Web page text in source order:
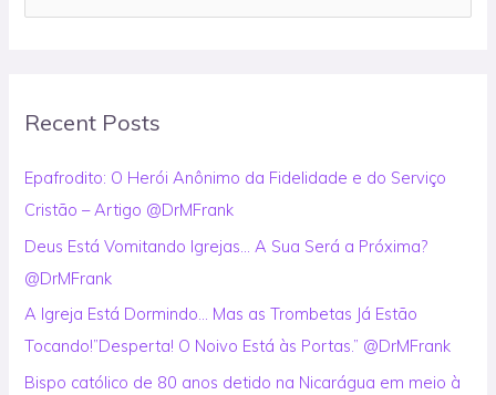
c
f
o
r
:
Recent Posts
Epafrodito: O Herói Anônimo da Fidelidade e do Serviço
Cristão – Artigo @DrMFrank
Deus Está Vomitando Igrejas… A Sua Será a Próxima?
@DrMFrank
A Igreja Está Dormindo… Mas as Trombetas Já Estão
Tocando!”Desperta! O Noivo Está às Portas.” @DrMFrank
Bispo católico de 80 anos detido na Nicarágua em meio à